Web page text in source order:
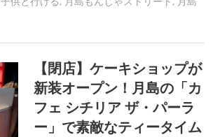
【閉店】ケーキショップが
新装オープン！月島の「カ
フェ シチリア ザ・パーラ
ー」で素敵なティータイム